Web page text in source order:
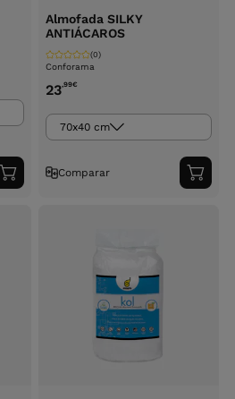
Adicionar
ao
Almofada SILKY
ANTIÁCAROS
Conforama
(0)
23,99€
70x40 cm
Comparar
ao